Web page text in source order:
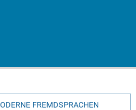
FREMDSPRACHEN